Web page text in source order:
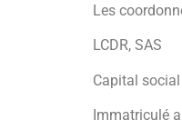
Les
LCDR, SAS
Capital
Immatriculé